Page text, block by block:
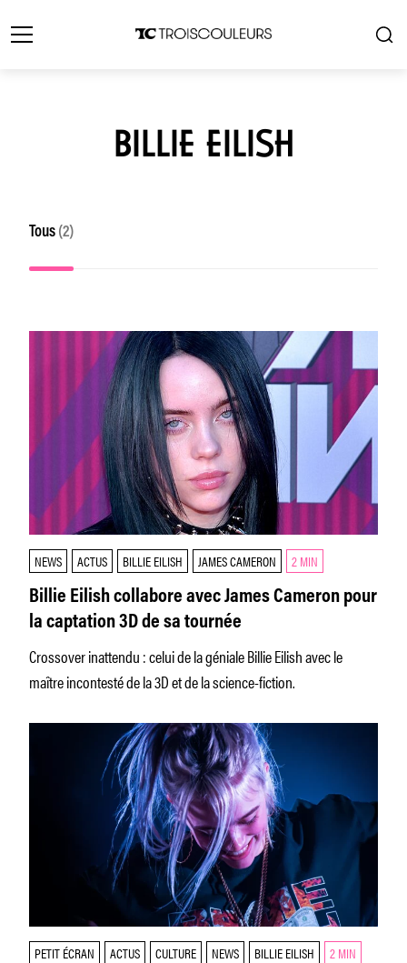
BILLIE EILISH
Tous (2)
NEWS ACTUS BILLIE EILISH JAMES CAMERON 2 MIN
Billie Eilish collabore avec James Cameron pour
la captation 3D de sa tournée
Crossover inattendu : celui de la géniale Billie Eilish avec le
maître incontesté de la 3D et de la science-fiction.
PETIT ÉCRAN ACTUS CULTURE NEWS BILLIE EILISH 2 MIN